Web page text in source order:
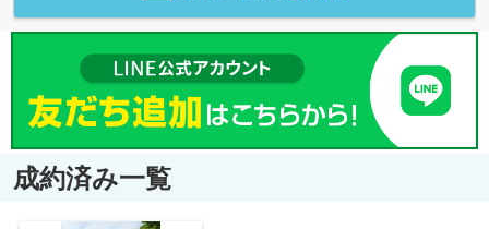
成約済み一覧